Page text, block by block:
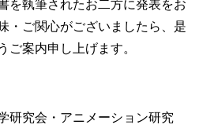
を執筆されたお二方に発表をお
・ご関心がございましたら、是
ご案内申し上げます。
究会・アニメーション研究